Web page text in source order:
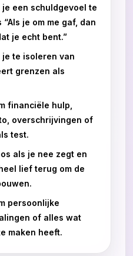
een schuldgevoel te
je om me gaf, dan
je echt bent.”
te isoleren van
grenzen als
financiële hulp,
overschrijvingen of
test.
als je nee zegt en
lief terug om de
persoonlijke
of alles wat
maken heeft.